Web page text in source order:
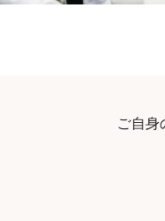
ご自身